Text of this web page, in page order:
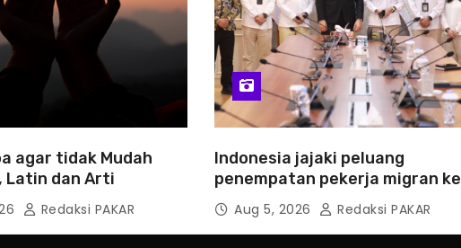
agar tidak Mudah
Latin dan Arti
Redaksi PAKAR
Indonesia jajaki peluang
penempatan pekerja migran ke
Slowakia
Aug 5, 2026 Redaksi PAKAR